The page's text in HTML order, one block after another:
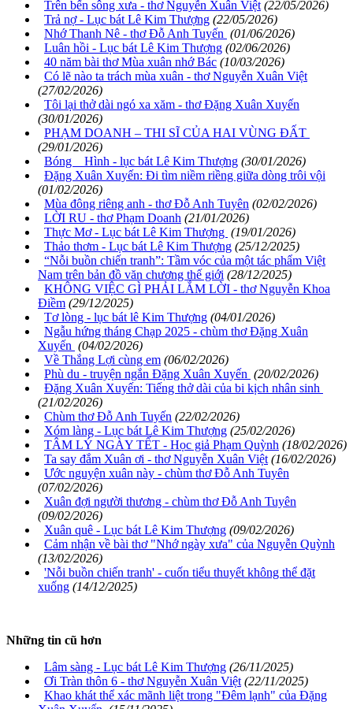
Trên bến sông xưa - thơ Nguyễn Xuân Việt (22/05/2026)
Trả nợ - Lục bát Lê Kim Thượng (22/05/2026)
Nhớ Thanh Nê - thơ Đỗ Anh Tuyến (01/06/2026)
Luân hồi - Lục bát Lê Kim Thượng (02/06/2026)
40 năm bài thơ Mùa xuân nhớ Bác (10/03/2026)
Có lẽ nào ta trách mùa xuân - thơ Nguyễn Xuân Việt
(27/02/2026)
Tôi lại thở dài ngó xa xăm - thơ Đặng Xuân Xuyến
(30/01/2026)
PHẠM DOANH – THI SĨ CỦA HAI VÙNG ĐẤT
(29/01/2026)
Bóng Hình - lục bát Lê Kim Thượng (30/01/2026)
Đặng Xuân Xuyến: Đi tìm niềm riềng giữa dòng trôi vội
(01/02/2026)
Mùa đông riêng anh - thơ Đỗ Anh Tuyên (02/02/2026)
LỜI RU - thơ Phạm Doanh (21/01/2026)
Thực Mơ - Lục bát Lê Kim Thượng (19/01/2026)
Thảo thơm - Lục bát Lê Kim Thượng (25/12/2025)
“Nỗi buồn chiến tranh”: Tầm vóc của một tác phẩm Việt
Nam trên bản đồ văn chương thế giới (28/12/2025)
KHÔNG VIỆC GÌ PHẢI LẮM LỜI - thơ Nguyễn Khoa
Điềm (29/12/2025)
Tơ lòng - lục bát lê Kim Thượng (04/01/2026)
Ngẫu hứng tháng Chạp 2025 - chùm thơ Đặng Xuân
Xuyến (04/02/2026)
Về Thắng Lợi cùng em (06/02/2026)
Phù du - truyện ngắn Đặng Xuân Xuyến (20/02/2026)
Đặng Xuân Xuyến: Tiếng thở dài của bi kịch nhân sinh
(21/02/2026)
Chùm thơ Đỗ Anh Tuyến (22/02/2026)
Xóm làng - Lục bát Lê Kim Thượng (25/02/2026)
TÂM LÝ NGÀY TẾT - Học giả Phạm Quỳnh (18/02/2026)
Ta say đắm Xuân ơi - thơ Nguyễn Xuân Việt (16/02/2026)
Ước nguyện xuân này - chùm thơ Đỗ Anh Tuyên
(07/02/2026)
Xuân đợi người thương - chùm thơ Đỗ Anh Tuyên
(09/02/2026)
Xuân quê - Lục bát Lê Kim Thượng (09/02/2026)
Cảm nhận về bài thơ "Nhớ ngày xưa" của Nguyễn Quỳnh
(13/02/2026)
'Nỗi buồn chiến tranh' - cuốn tiểu thuyết không thể đặt
xuống (14/12/2025)
Những tin cũ hơn
Lâm sàng - Lục bát Lê Kim Thượng (26/11/2025)
Ơi Tràn thôn 6 - thơ Nguyễn Xuân Việt (22/11/2025)
Khao khát thể xác mãnh liệt trong "Đêm lạnh" của Đặng